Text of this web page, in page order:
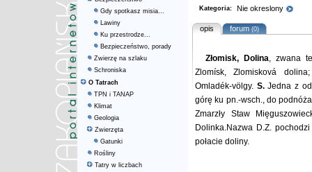
Gdy spotkasz misia...
Lawiny
Ku przestrodze...
Bezpieczeństwo, porady
Zwierzę na szlaku
Schroniska
O Tatrach
TPN i TANAP
Klimat
Geologia
Zwierzęta
Gatunki
Rośliny
Tatry w liczbach
Kategoria: Nie okreslony
opis forum(0)
Złomisk, Dolina, zwana
Zlomísk, Zlomisková
Omladék-völgy. S.Jedna z
górę ku pn.-wsch., do
Zmarzły Staw
Dolinka.Nazwa D.Z.
połacie doliny.